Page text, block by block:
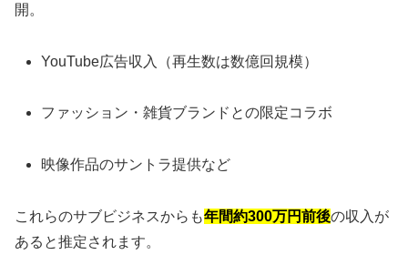
開。
YouTube広告収入（再生数は数億回規模）
ファッション・雑貨ブランドとの限定コラボ
映像作品のサントラ提供など
これらのサブビジネスからも年間約300万円前後の収入が
あると推定されます。